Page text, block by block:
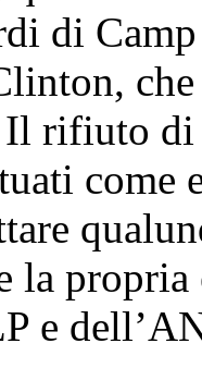
di
che
rifiuto di
come
la
e